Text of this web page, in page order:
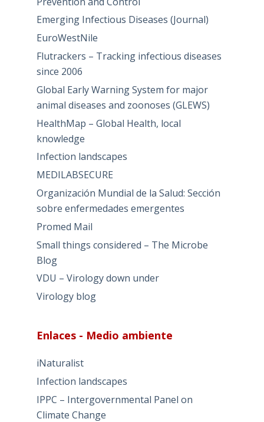
Emerging Infectious Diseases (Journal)
EuroWestNile
Flutrackers – Tracking infectious diseases
since 2006
Global Early Warning System for major
animal diseases and zoonoses (GLEWS)
HealthMap – Global Health, local
knowledge
Infection landscapes
MEDILABSECURE
Organización Mundial de la Salud: Sección
sobre enfermedades emergentes
Promed Mail
Small things considered – The Microbe
Blog
VDU – Virology down under
Virology blog
Enlaces - Medio ambiente
iNaturalist
Infection landscapes
IPPC – Intergovernmental Panel on
Climate Change